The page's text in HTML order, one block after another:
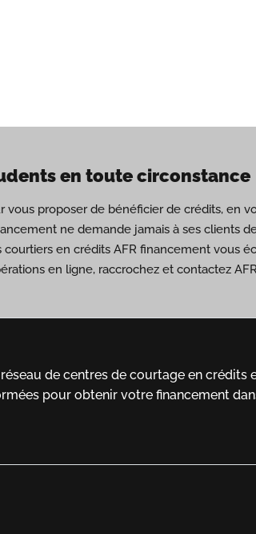
en toute circonstance
proposer de bénéficier de crédits, en
ne demande jamais à ses clients
en crédits AFR financement vous
en ligne, raccrochez et contactez
de centres de courtage en crédits
pour obtenir votre financement